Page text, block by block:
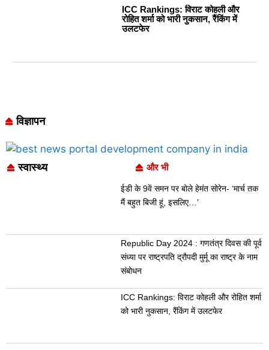
ICC Rankings: विराट कोहली और
रोहित शर्मा को भारी नुकसान, रैंकिंग में
उलटफेर
विज्ञापन
स्वास्थ्य और भी
ईडी के 9वें समन पर बोले हेमंत सोरेन- ‘मार्च तक
मैं बहुत बिजी हूं, इसलिए…’
Republic Day 2024 : गणतंत्र दिवस की पूर्व
संध्या पर राष्ट्रपति द्रौपदी मुर्मू का राष्ट्र के नाम
संबोधन
ICC Rankings: विराट कोहली और रोहित शर्मा
को भारी नुकसान, रैंकिंग में उलटफेर